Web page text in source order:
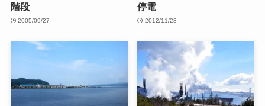
階段
2005/09/27
停電
2012/11/28